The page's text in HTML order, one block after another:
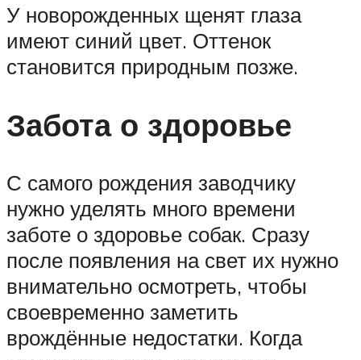
У новорожденных щенят глаза
имеют синий цвет. Оттенок
становится природным позже.
Забота о здоровье
С самого рождения заводчику
нужно уделять много времени
заботе о здоровье собак. Сразу
после появления на свет их нужно
внимательно осмотреть, чтобы
своевременно заметить
врождённые недостатки. Когда